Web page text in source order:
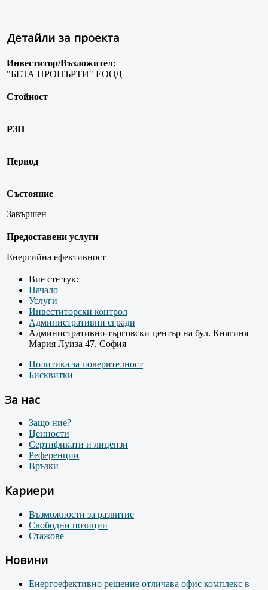
Детайли за проекта
Инвеститор/Възложител:
"БЕТА ПРОПЪРТИ" ЕООД
Стойност
РЗП
Период
Състояние
Завършен
Предоставени услуги
Енергийна ефективност
Вие сте тук:
Начало
Услуги
Инвеститорски контрол
Административни сгради
Административно-търговски център на бул. Княгиня
Мария Луиза 47, София
Политика за поверителност
Бисквитки
За нас
Защо ние?
Ценности
Сертификати и лицензи
Референции
Връзки
Кариери
Възможности за развитие
Свободни позиции
Стажове
Новини
Енергоефективно решение отличава офис комплекс в